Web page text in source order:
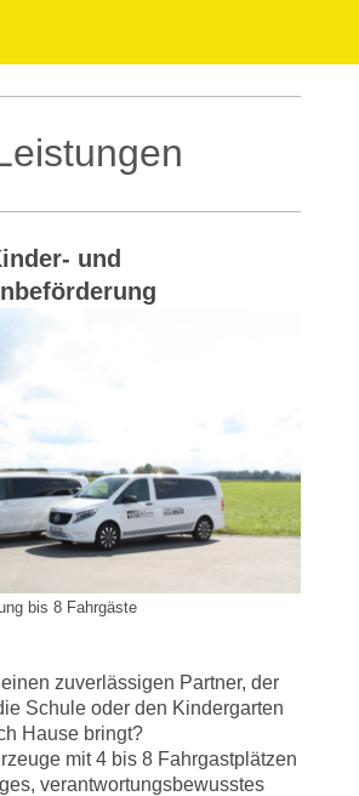
und
bis 8 Fahrgäste
zuverlässigen Partner, der
Schule oder den Kindergarten
Hause bringt?
mit 4 bis 8 Fahrgastplätzen
verantwortungsbewusstes